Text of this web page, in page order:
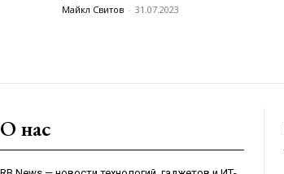
Майкл Свитов - 31.07.2023
О нас